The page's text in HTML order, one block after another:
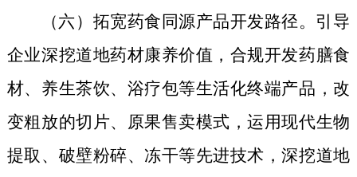
（六）拓宽药食同源产品开发路径。引导
企业深挖道地药材康养价值，合规开发药膳食
材、养生茶饮、浴疗包等生活化终端产品， 改
变粗放的切片、原果售卖模式，运用现代生物
提取、破壁粉碎、冻干等先进技术，深挖道地